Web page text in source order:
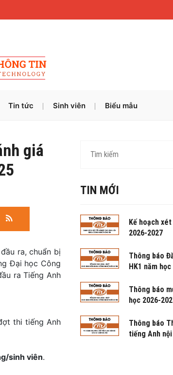
Tin tức Sinh viên Biểu mẫu
giá
ra, chuẩn bị
Đại học Công
ra Tiếng Anh
thi tiếng Anh
sinh viên.
TIN MỚI
Kế hoạch
2026-2027
Thông báo
HK1 năm
Thông báo
học 2026-
Thông báo
tiếng Anh